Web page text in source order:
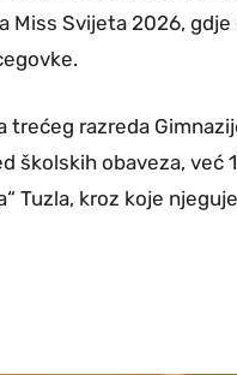
Miss Svijeta 2026,
trećeg razreda
školskih obaveza, već
Tuzla, kroz koje